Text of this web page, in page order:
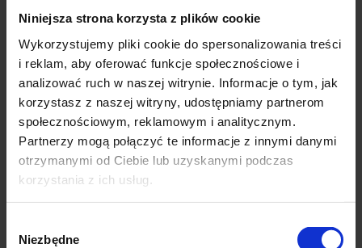
Niniejsza strona korzysta z plików cookie
Wykorzystujemy pliki cookie do spersonalizowania treści
i reklam, aby oferować funkcje społecznościowe i
analizować ruch w naszej witrynie. Informacje o tym, jak
korzystasz z naszej witryny, udostępniamy partnerom
społecznościowym, reklamowym i analitycznym.
Partnerzy mogą połączyć te informacje z innymi danymi
otrzymanymi od Ciebie lub uzyskanymi podczas
korzystania z ich usług.
zgody
Niezbędne
Nadruk na Twojej
odzieży: Zodiak Strzelec
– Japońskie Kanji
WYBIERZ OPCJE
Nadruk na Twojej
cen:
od
WYBIERZ OPCJE